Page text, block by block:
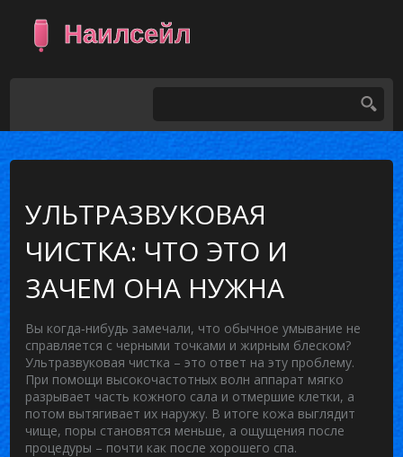
УЛЬТРАЗВУКОВАЯ
ЧИСТКА: ЧТО ЭТО И
ЗАЧЕМ ОНА НУЖНА
Вы когда‑нибудь замечали, что обычное умывание не
справляется с черными точками и жирным блеском?
Ультразвуковая чистка – это ответ на эту проблему.
При помощи высокочастотных волн аппарат мягко
разрывает часть кожного сала и отмершие клетки, а
потом вытягивает их наружу. В итоге кожа выглядит
чище, поры становятся меньше, а ощущения после
процедуры – почти как после хорошего спа.